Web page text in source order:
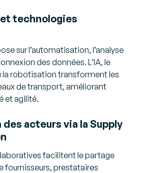
technologies
sur l’automatisation, l’analyse
des données. L’IA, le
la robotisation transforment les
de transport, améliorant
et agilité.
acteurs via la Supply
facilitent le partage
fournisseurs, prestataires